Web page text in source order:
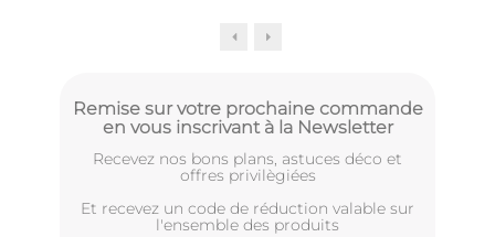
Remise sur votre prochaine commande
en vous inscrivant à la Newsletter
Recevez nos bons plans, astuces déco et
offres privilègiées
Et recevez un code de réduction valable sur
l'ensemble des produits